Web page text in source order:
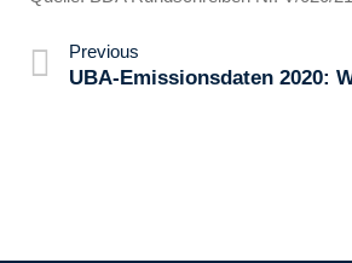
Previous